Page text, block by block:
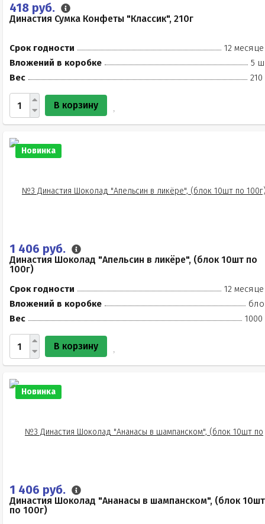
418 руб.
Династия Сумка Конфеты "Классик", 210г
Срок годности
12
Вложений в коробке
5
Вес
210
В корзину
Новинка
1 406 руб.
Династия Шоколад "Апельсин в ликёре", (блок 10шт по
100г)
Срок годности
12
Вложений в коробке
Вес
1000
В корзину
Новинка
1 406 руб.
Династия Шоколад "Ананасы в шампанском", (блок 10шт
по 100г)